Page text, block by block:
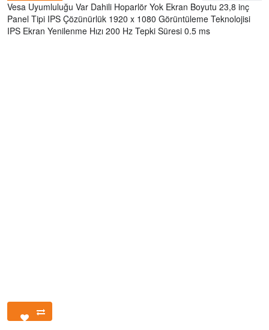
Vesa Uyumluluğu Var Dahili Hoparlör Yok Ekran Boyutu 23,8 inç
Panel Tipi IPS Çözünürlük 1920 x 1080 Görüntüleme Teknolojisi
IPS Ekran Yenilenme Hızı 200 Hz Tepki Süresi 0.5 ms